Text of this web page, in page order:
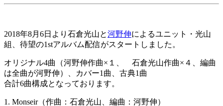
2018年8月6日より石倉光山と河野伸によるユニット・光山
組、待望の1stアルバム配信がスタートしました。
オリジナル4曲（河野伸作曲×１、 石倉光山作曲×４、編曲
は全曲が河野伸）、カバー1曲、古典1曲
合計6曲構成となっております。
1. Monseir（作曲：石倉光山、編曲：河野伸）